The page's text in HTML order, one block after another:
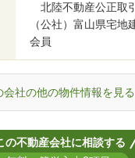
北陸不動産公正取
（公社）富山県宅地
会員
会社の他の物件情報を見る
の不動産会社に相談する